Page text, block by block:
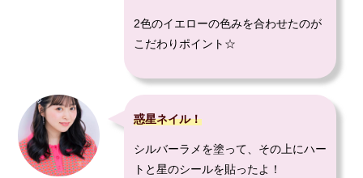
2色のイエローの色みを合わせたのが
こだわりポイント☆
惑星ネイル！
シルバーラメを塗って、その上にハー
トと星のシールを貼ったよ！